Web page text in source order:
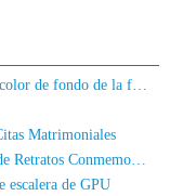
Cambiar el color de fondo de la foto
Matrimoniales
Generador de Retratos Conmemorativos
escalera de GPU